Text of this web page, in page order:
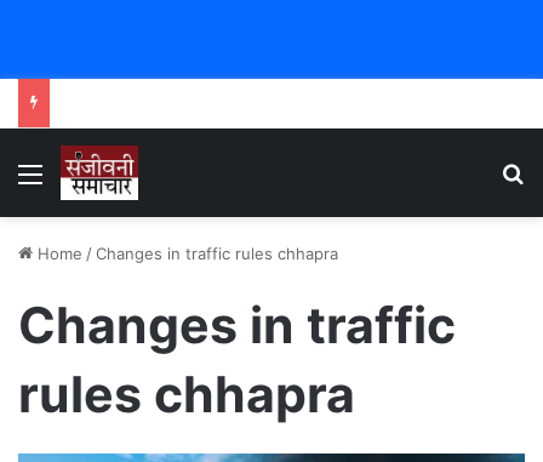
Menu
Home /Changes in traffic rules chhapra
Changes in traffic
rules chhapra